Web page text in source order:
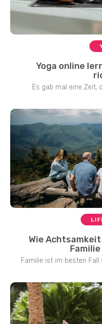
Yoga online
Es gab mal eine Zeit,
Wie
Familie ist im besten Fall